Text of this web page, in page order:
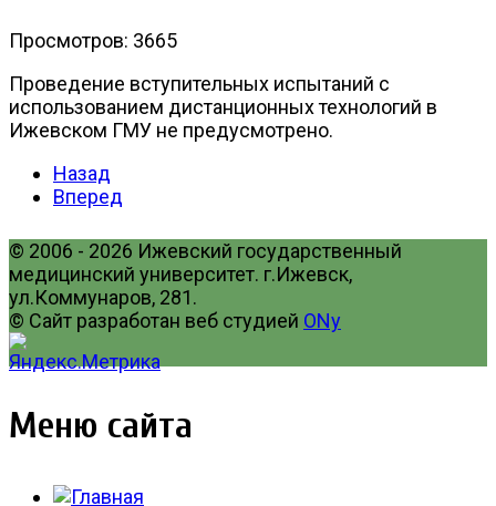
Просмотров: 3665
Проведение вступительных испытаний с
использованием дистанционных технологий в
Ижевском ГМУ не предусмотрено.
Назад
Вперед
© 2006 - 2026 Ижевский государственный
медицинский университет. г.Ижевск,
ул.Коммунаров, 281.
© Сайт разработан веб студией ONy
Меню сайта